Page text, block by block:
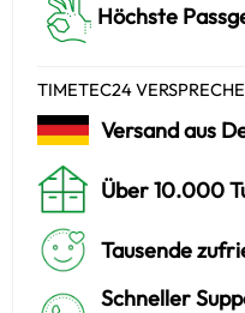
Höchste
TIMETEC24
Versand aus
Über 10.000
Tausende
Schneller